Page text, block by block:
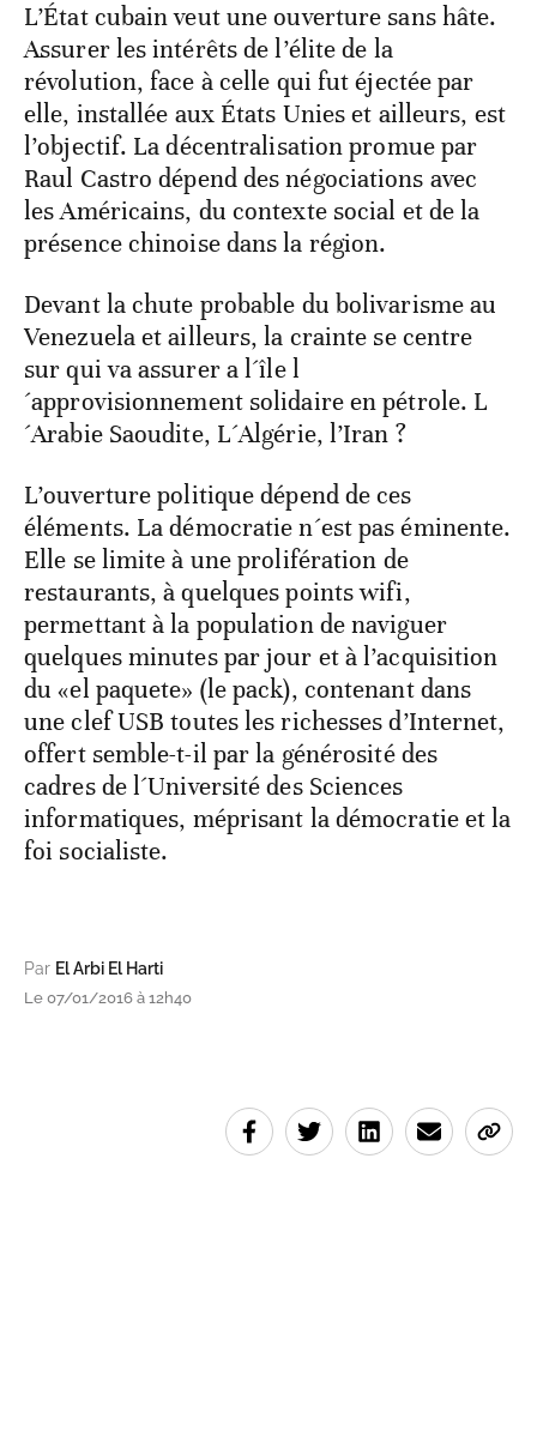
L’État cubain veut une ouverture sans hâte.
Assurer les intérêts de l’élite de la
révolution, face à celle qui fut éjectée par
elle, installée aux États Unies et ailleurs, est
l’objectif. La décentralisation promue par
Raul Castro dépend des négociations avec
les Américains, du contexte social et de la
présence chinoise dans la région.
Devant la chute probable du bolivarisme au
Venezuela et ailleurs, la crainte se centre
sur qui va assurer a l´île l
´approvisionnement solidaire en pétrole. L
´Arabie Saoudite, L´Algérie, l’Iran ?
L’ouverture politique dépend de ces
éléments. La démocratie n´est pas éminente.
Elle se limite à une prolifération de
restaurants, à quelques points wifi,
permettant à la population de naviguer
quelques minutes par jour et à l’acquisition
du «el paquete» (le pack), contenant dans
une clef USB toutes les richesses d’Internet,
offert semble-t-il par la générosité des
cadres de l´Université des Sciences
informatiques, méprisant la démocratie et la
foi socialiste.
Par El Arbi El Harti
Le 07/01/2016 à 12h40